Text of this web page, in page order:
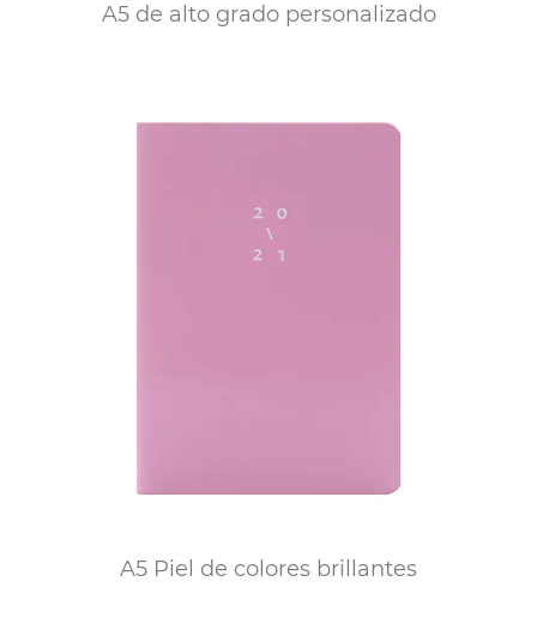
A5 de alto grado personalizado
A5 Piel de colores brillantes